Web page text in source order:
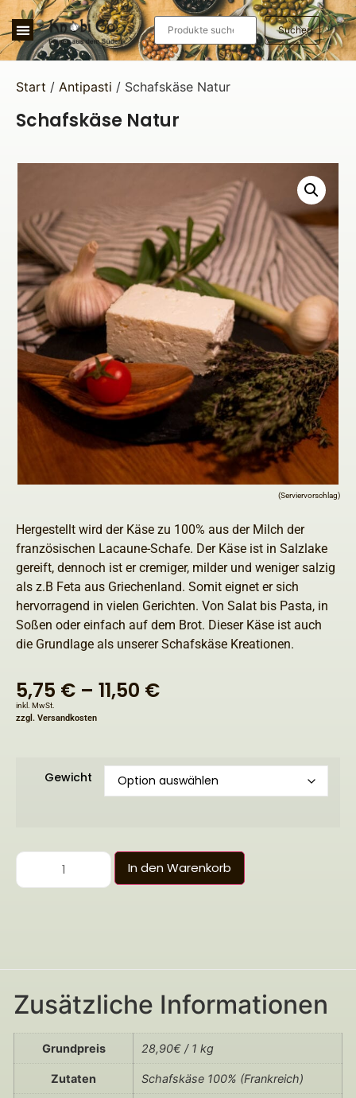
Suchen
Start / Antipasti / Schafskäse Natur
Schafskäse Natur
(Serviervorschlag)
Hergestellt wird der Käse zu 100% aus der Milch der
französischen Lacaune-Schafe. Der Käse ist in Salzlake
gereift, dennoch ist er cremiger, milder und weniger salzig
als z.B Feta aus Griechenland. Somit eignet er sich
hervorragend in vielen Gerichten. Von Salat bis Pasta, in
Soßen oder einfach auf dem Brot. Dieser Käse ist auch
die Grundlage als unserer Schafskäse Kreationen.
5,75 € – 11,50 €
inkl. MwSt.
zzgl. Versandkosten
Gewicht
In den Warenkorb
Zusätzliche Informationen
Grundpreis 28,90€ / 1 kg
Zutaten Schafskäse 100% (Frankreich)